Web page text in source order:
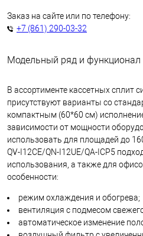
Заказ на сайте или по телефону:
+7 (861) 290-03-32
Модельный ряд и функционал
В ассортименте кассетных сплит
присутствуют варианты со
компактным (60*60 см)
зависимости от мощности
использовать для площадей до
QV-I12CE/QN-I12UE/QA-ICP5
использования, а также для
особенности:
режим охлаждения и обогрева;
вентиляция с подмесом
автоматическое изменение